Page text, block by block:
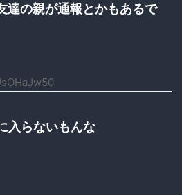
の親が通報とかもあるで
入らないもんな